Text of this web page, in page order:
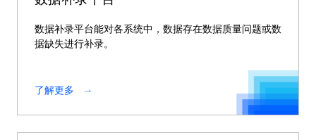
数据补录平台能对各系统中，数据存在数据质量问题或数
据缺失进行补录。
了解更多